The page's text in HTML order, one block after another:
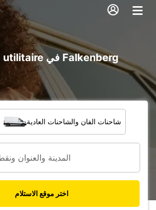
شاحنات الفان والشاحنات العادية
اختر موقع الاستلام